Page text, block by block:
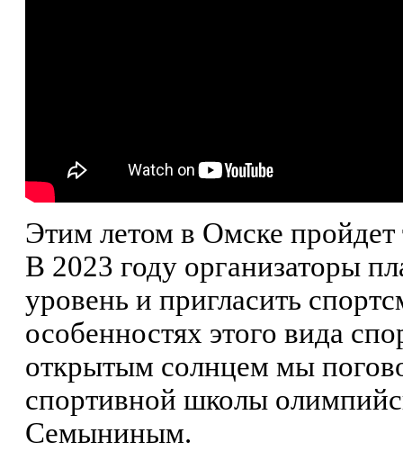
Этим летом в Омске
В 2023 году организаторы
уровень и пригласить
особенностях этого вида
открытым солнцем мы
спортивной школы
Семыниным.